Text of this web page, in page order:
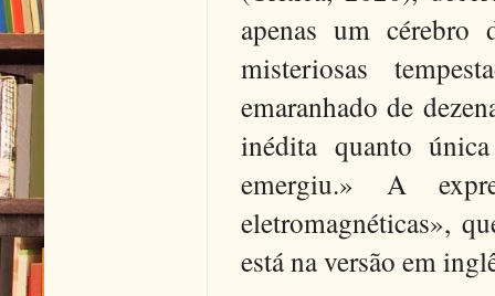
apenas um cérebro
misteriosas
emaranhado de
inédita quanto
emergiu.» A
eletromagnéticas»,
está na versão em